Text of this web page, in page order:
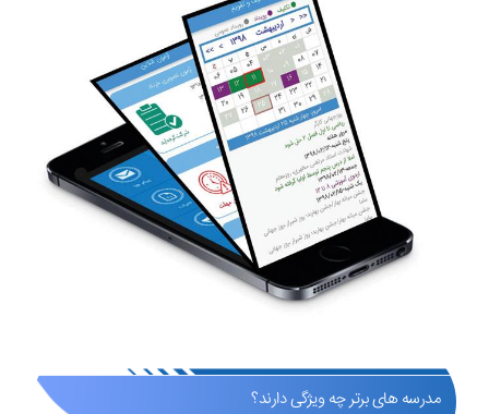
مدرسه های برتر چه ویژگی دارند؟